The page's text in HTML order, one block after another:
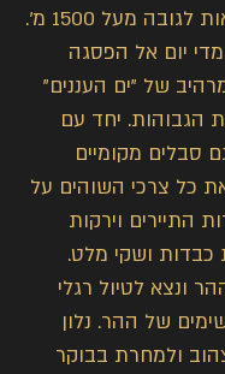
המשוננות מתנשאות לגובה מעל 1500 מ'.
מדי יום אל הפסגה
של "ים העננים"
הגבוהות. יחד עם
סבלים מקומיים
כל צרכי השוהים על
התיירים וירקות
כבדות ושקי מלט.
ונצא לטיול רגלי
של ההר. נלון
ולמחרת בבוקר